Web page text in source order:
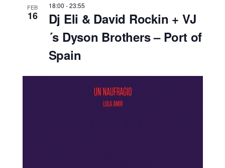
FEB
16
18:00 -23:55
Dj Eli & David Rockin + VJ
´s Dyson Brothers – Port of
Spain